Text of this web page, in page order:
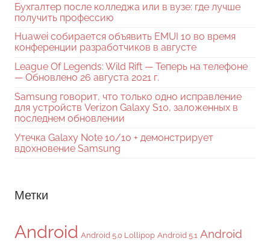
Бухгалтер после колледжа или в вузе: где лучше
получить профессию
Huawei собирается объявить EMUI 10 во время
конференции разработчиков в августе
League Of Legends: Wild Rift — Теперь на телефоне
— Обновлено 26 августа 2021 г.
Samsung говорит, что только одно исправление
для устройств Verizon Galaxy S10, заложенных в
последнем обновлении
Утечка Galaxy Note 10/10 + демонстрирует
вдохновение Samsung
Метки
Android Android 5.0 Lollipop Android 5.1 Android